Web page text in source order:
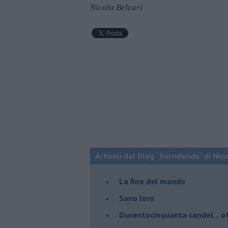
Nicola Belcari
Articoli dal Blog “Sorridendo” di
La fine del mondo
Sono loro
Ducentocinquanta candel...